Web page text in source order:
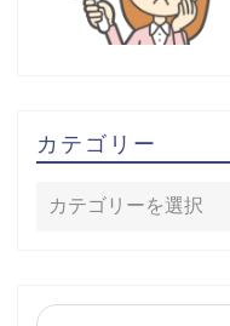
カテゴリー